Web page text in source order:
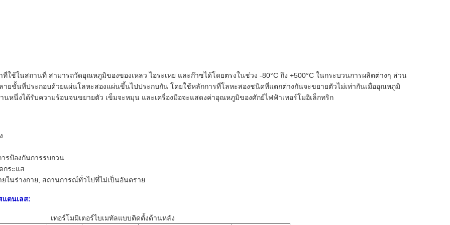
ในสถานที่ สามารถวัดอุณหภูมิของของเหลว ไอระเหย และก๊าซได้โดยตรงในช่วง -80°C ถึง +500°C ในกระบวนการผลิตต่างๆ ส่วน
ายชั้นที่ประกอบด้วยแผ่นโลหะสองแผ่นขึ้นไปประกบกัน โดยใช้หลักการที่โลหะสองชนิดที่แตกต่างกันจะขยายตัวไม่เท่ากันเมื่ออุณหภูมิ
หนึ่งได้รับความร้อนจนขยายตัว เข็มจะหมุน และเครื่องมือจะแสดงค่าอุณหภูมิของศักย์ไฟฟ้าเทอร์โมอิเล็กทริก
รป้องกันการรบกวน
กระแส
ในร่างกาย, สถานการณ์ทั่วไปที่ไม่เป็นอันตราย
แตนเลส:
เทอร์โมมิเตอร์ไบเมทัลแบบติดตั้งด้านหลัง